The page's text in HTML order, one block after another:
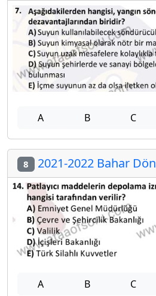
A B C
8 2021-2022 Bahar
A B C